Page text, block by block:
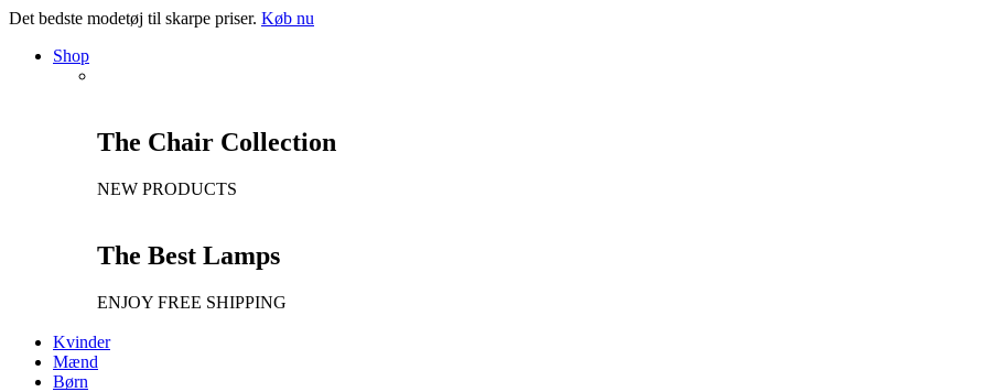
Det bedste modetøj til skarpe priser. Køb nu
Shop
The Chair Collection
NEW PRODUCTS
The Best Lamps
ENJOY FREE SHIPPING
Kvinder
Mænd
Børn